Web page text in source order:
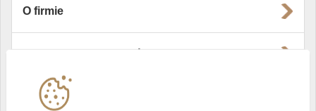
O firmie
Instytucje współpracujące